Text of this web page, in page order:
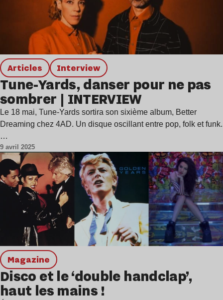
Articles interview
Tune-Yards, danser pour ne pas
sombrer | INTERVIEW
Le 18 mai, Tune-Yards sortira son sixième album, Better
Dreaming chez 4AD. Un disque oscillant entre pop, folk et funk.
…
9 avril 2025
magazine
Disco et le ‘double handclap’,
haut les mains !